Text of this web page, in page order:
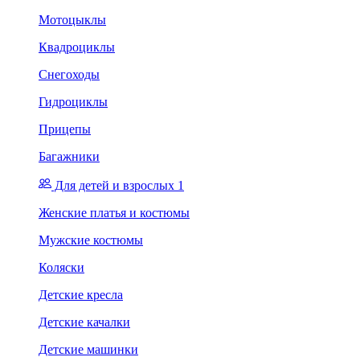
Мотоцыклы
Квадроциклы
Снегоходы
Гидроциклы
Прицепы
Багажники
Для детей и взрослых 1
Женские платья и костюмы
Мужские костюмы
Коляски
Детские кресла
Детские качалки
Детские машинки